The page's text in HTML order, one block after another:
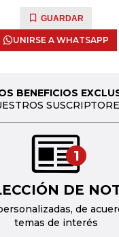
GUARDAR
UNIRSE A WHATSAPP
BENEFICIOS
1
DE
de
temas de interés